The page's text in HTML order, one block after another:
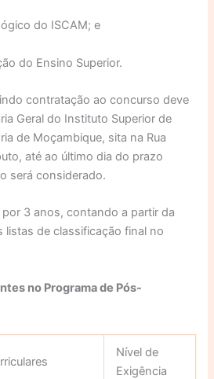
do ISCAM; e
do Ensino Superior.
contratação ao concurso deve
Geral do Instituto Superior de
de Moçambique, sita na Rua
até ao último dia do prazo
será considerado.
3 anos, contando a partir da
listas de classificação final no
no Programa de Pós-
Nível de
Exigência